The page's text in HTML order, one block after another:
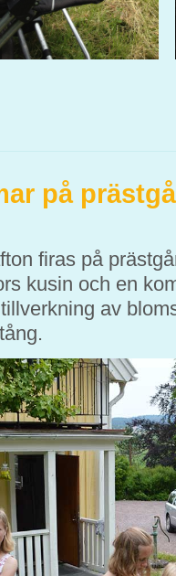
på
firas på
kusin och en
av